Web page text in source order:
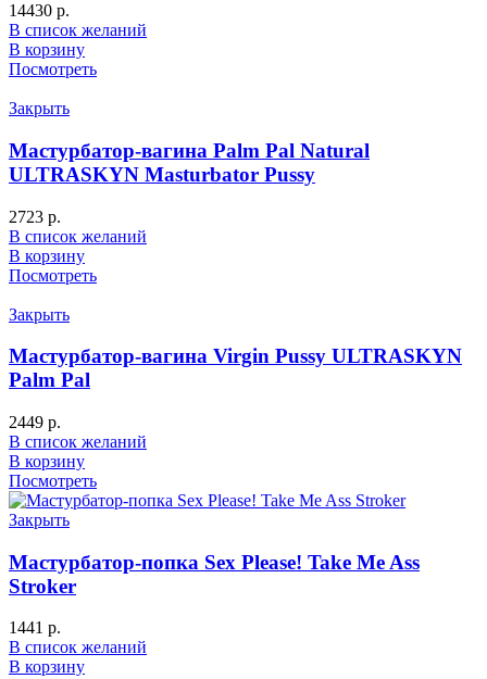
14430 р.
В список желаний
В корзину
Посмотреть
Закрыть
Мастурбатор-вагина Palm Pal Natural
ULTRASKYN Masturbator Pussy
2723 р.
В список желаний
В корзину
Посмотреть
Закрыть
Мастурбатор-вагина Virgin Pussy ULTRASKYN
Palm Pal
2449 р.
В список желаний
В корзину
Посмотреть
Закрыть
Мастурбатор-попка Sex Please! Take Me Ass
Stroker
1441 р.
В список желаний
В корзину